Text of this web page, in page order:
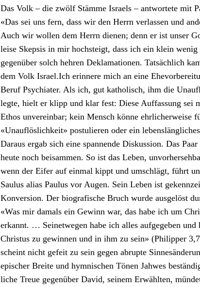
Das Volk – die zwölf Stämme Israels – antwortete mit
«Das sei uns fern, dass wir den Her­rn ver­lassen und
Auch wir wollen dem Her­rn dienen; denn er ist unser
leise Skep­sis in mir hochsteigt, dass ich ein klein wenig
gegenüber solch hehren Dekla­ma­tio­nen. Tat­säch­lich
dem Volk Israel.Ich erin­nere mich an eine
Beruf Psy­chi­ater. Als ich, gut katholisch, ihm die
legte, hielt er klipp und klar fest: Diese Auf­fas­sung sei
Ethos unvere­in­bar; kein Men­sch könne ehrlicher­weise
«Unau­flös­lichkeit» pos­tulieren oder ein
Daraus ergab sich eine span­nende Diskus­sion. Das
heute noch beisam­men. So ist das Leben,
wenn der Eifer auf ein­mal kippt und umschlägt, führt
Saulus alias Paulus vor Augen. Sein Leben ist
Kon­ver­sion. Der biografis­che Bruch wurde aus­gelöst
«Was mir damals ein Gewinn war, das habe ich um
erkan­nt. … Seinetwe­gen habe ich alles aufgegeben und
Chris­tus zu gewin­nen und in ihm zu sein» (Philip­per
scheint nicht gefeit zu sein gegen abrupte
epis­ch­er Bre­ite und hym­nis­chen Tönen Jah­wes
liche Treue gegenüber David, seinem Erwählten,